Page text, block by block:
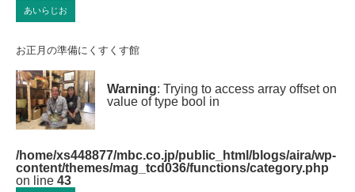
あいらじお
お正月の準備にくすくす館
Warning: Trying to access array offset on
value of type bool in
/home/xs448877/mbc.co.jp/public_html/blogs/aira/wp-
content/themes/mag_tcd036/functions/category.php
on line 43